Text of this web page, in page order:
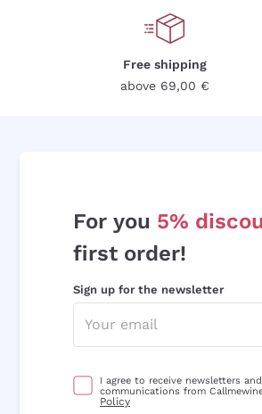
Free shipping
above 69,00 €
For you 5%
first order!
Sign up for the newsletter
I agree to receive newsletters
communications from
Policy